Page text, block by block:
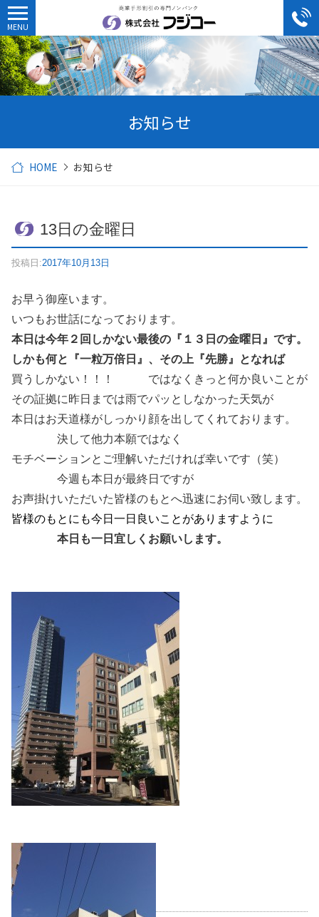
お知らせ
HOME お知らせ
13日の金曜日
投稿日:2017年10月13日
お早う御座います。
いつもお世話になっております。
本日は今年２回しかない最後の『１３日の金曜日』です。
しかも何と『一粒万倍日』、その上『先勝』となれば
買うしかない！！！
ではなくきっと何か良いことが
その証拠に昨日までは雨でパッとしなかった天気が
本日はお天道様がしっかり顔を出してくれております。
決して他力本願ではなく
モチベーションとご理解いただければ幸いです（笑）
今週も本日が最終日ですが
お声掛けいただいた皆様のもとへ迅速にお伺い致します。
皆様のもとにも今日一日良いことがありますように
本日も一日宜しくお願いします。